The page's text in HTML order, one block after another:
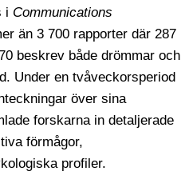
i Communications
än 3 700 rapporter där 287
beskrev både drömmar och
Under en tvåveckorsperiod
över sina
forskarna in detaljerade
förmågor,
profiler.